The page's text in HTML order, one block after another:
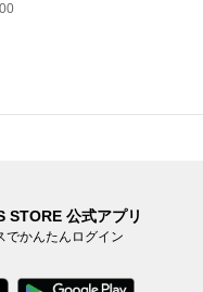
STORE 公式アプリ
でかんたんログイン